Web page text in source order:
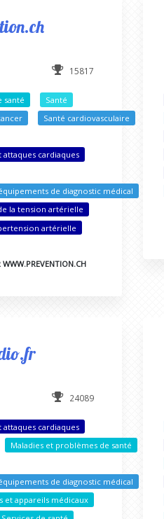
15817
santé
Santé
Santé cardiovasculaire
cardiaques
de diagnostic médical
la tension artérielle
artérielle
WWW.PREVENTION.CH
24089
cardiaques
Maladies et problèmes de santé
de diagnostic médical
et appareils médicaux